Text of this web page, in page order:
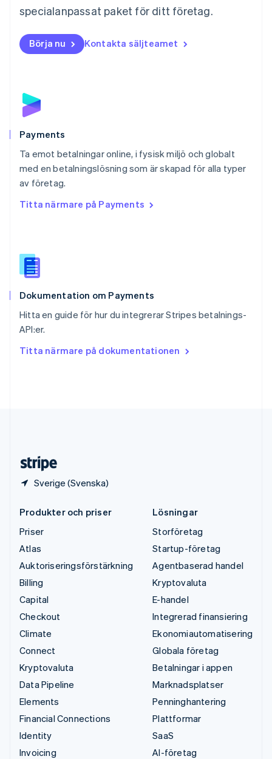
specialanpassat paket för ditt företag.
Börja nu Kontakta säljteamet
Payments
Ta emot betalningar online, i fysisk miljö och globalt
med en betalningslösning som är skapad för alla typer
av företag.
Titta närmare på Payments
Dokumentation om Payments
Hitta en guide för hur du integrerar Stripes betalnings-
API:er.
Titta närmare på dokumentationen
Sverige (Svenska)
NederlandsEnglish
English
Nya Zeeland
Portugal
Português
English
DeutschFrançaisItalianoEnglish
Singapore
English简体中文
English
Español
Storbritannien
Sverige
Thailand
ไทย
English
Produkter och priser
Priser
Atlas
Auktoriseringsförstärkning
Billing
Capital
Checkout
Climate
Connect
Kryptovaluta
Data Pipeline
Elements
Financial Connections
Identity
Invoicing
Lösningar
Storföretag
Startup-företag
Agentbaserad handel
Kryptovaluta
E-handel
Integrerad finansiering
Ekonomiautomatisering
Globala företag
Betalningar i appen
Marknadsplatser
Penninghantering
Plattformar
SaaS
AI-företag